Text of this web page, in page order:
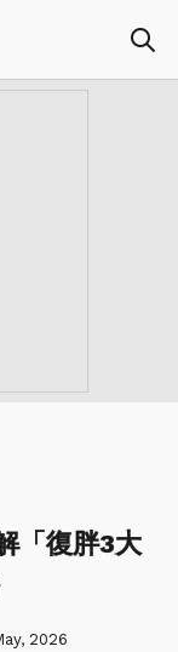
「復胖3大
2026